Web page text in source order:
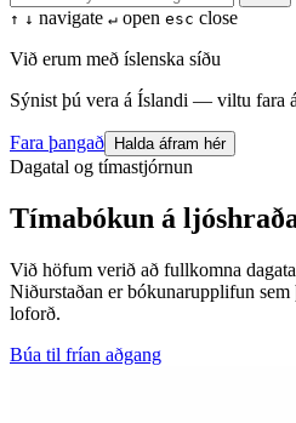
↑ ↓ navigate ↵ open esc close
Við erum með íslenska síðu
Sýnist þú vera á Íslandi — viltu fara
Fara þangað Halda áfram hér
Dagatal og tímastjórnun
Tímabókun á
Við höfum verið að fullkomna
Niðurstaðan er bókunarupplifun
loforð.
Búa til frían aðgang